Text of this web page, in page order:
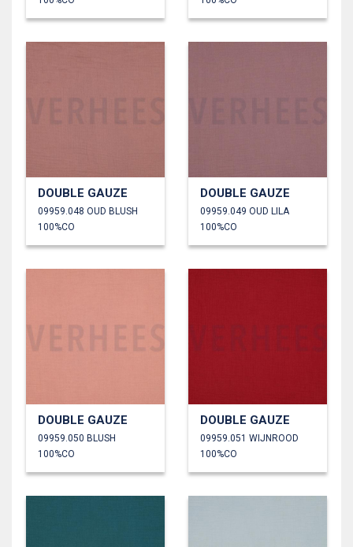
DOUBLE GAUZE
09959.048 OUD BLUSH
100%CO
DOUBLE GAUZE
09959.049 OUD LILA
100%CO
DOUBLE GAUZE
09959.050 BLUSH
100%CO
DOUBLE GAUZE
09959.051 WIJNROOD
100%CO